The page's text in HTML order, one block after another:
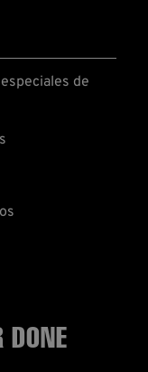
de
DONE